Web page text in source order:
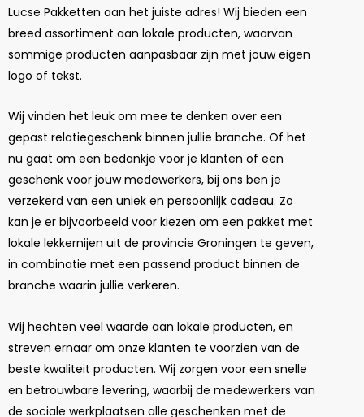
Lucse Pakketten aan het juiste adres! Wij bieden een
breed assortiment aan lokale producten, waarvan
sommige producten aanpasbaar zijn met jouw eigen
logo of tekst.
Wij vinden het leuk om mee te denken over een
gepast relatiegeschenk binnen jullie branche. Of het
nu gaat om een bedankje voor je klanten of een
geschenk voor jouw medewerkers, bij ons ben je
verzekerd van een uniek en persoonlijk cadeau. Zo
kan je er bijvoorbeeld voor kiezen om een pakket met
lokale lekkernijen uit de provincie Groningen te geven,
in combinatie met een passend product binnen de
branche waarin jullie verkeren.
Wij hechten veel waarde aan lokale producten, en
streven ernaar om onze klanten te voorzien van de
beste kwaliteit producten. Wij zorgen voor een snelle
en betrouwbare levering, waarbij de medewerkers van
de sociale werkplaatsen alle geschenken met de